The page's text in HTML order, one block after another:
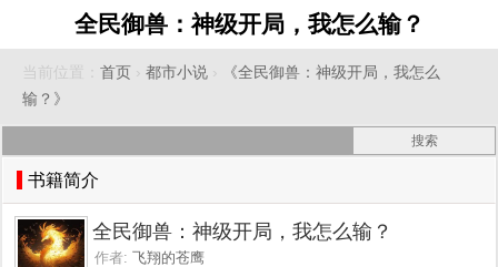
全民御兽：神级开局，我怎么输？
当前位置： 首页 › 都市小说 ›
《全民御兽：神级开局，我怎么
输？》
书籍简介
全民御兽：神级开局，我怎么输？
作者: 飞翔的苍鹰